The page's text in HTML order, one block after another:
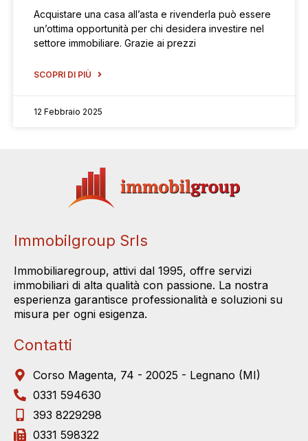
Acquistare una casa all’asta e rivenderla può essere
un’ottima opportunità per chi desidera investire nel
settore immobiliare. Grazie ai prezzi
SCOPRI DI PIÙ
12 Febbraio 2025
Immobilgroup Srls
Immobiliaregroup, attivi dal 1995, offre servizi
immobiliari di alta qualità con passione. La nostra
esperienza garantisce professionalità e soluzioni su
misura per ogni esigenza.
Contatti
Corso Magenta, 74 - 20025 - Legnano (MI)
0331 594630
393 8229298
0331 598322